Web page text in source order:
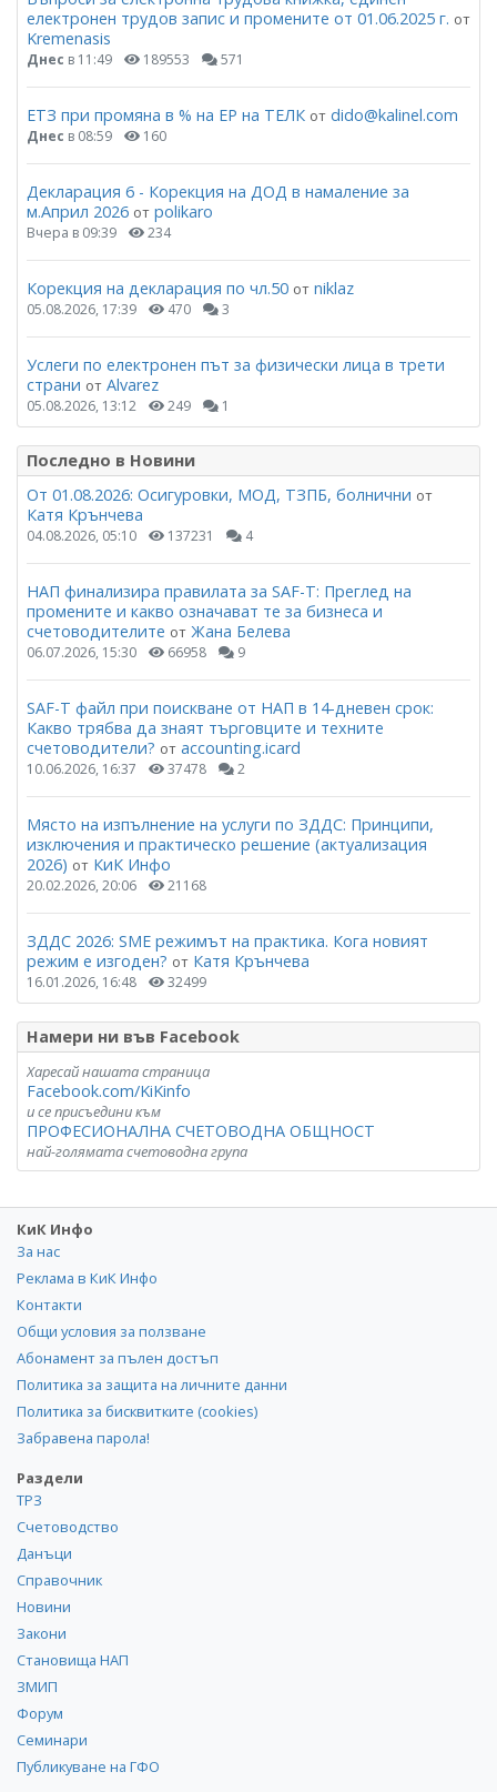
електронен трудов запис и промените от 01.06.2025 г. от
Kremenasis
Днес в 11:49 189553 571
ЕТЗ при промяна в % на ЕР на ТЕЛК от dido@kalinel.com
Днес в 08:59 160
Декларация 6 - Корекция на ДОД в намаление за
м.Април 2026 от polikaro
Вчера в 09:39 234
Корекция на декларация по чл.50 от niklaz
05.08.2026, 17:39 470 3
Услеги по електронен път за физически лица в трети
страни от Alvarez
05.08.2026, 13:12 249 1
Последно в Новини
От 01.08.2026: Осигуровки, МОД, ТЗПБ, болнични от
Катя Крънчева
04.08.2026, 05:10 137231 4
НАП финализира правилата за SAF-T: Преглед на
промените и какво означават те за бизнеса и
счетоводителите от Жана Белева
06.07.2026, 15:30 66958 9
SAF-T файл при поискване от НАП в 14-дневен срок:
Какво трябва да знаят търговците и техните
счетоводители? от accounting.icard
10.06.2026, 16:37 37478 2
Място на изпълнение на услуги по ЗДДС: Принципи,
изключения и практическо решение (актуализация
2026) от КиК Инфо
20.02.2026, 20:06 21168
ЗДДС 2026: SME режимът на практика. Кога новият
режим е изгоден? от Катя Крънчева
16.01.2026, 16:48 32499
Намери ни във Facebook
Харесай нашата страница
Facebook.com/KiKinfo
и се присъедини към
ПРОФЕСИОНАЛНА СЧЕТОВОДНА ОБЩНОСТ
най-голямата счетоводна група
КиК Инфо
За нас
Реклама в КиК Инфо
Контакти
Общи условия за ползване
Абонамент за пълен достъп
Политика за защита на личните данни
Политика за бисквитките (cookies)
Забравена парола!
Раздели
ТРЗ
Счетоводство
Данъци
Справочник
Новини
Закони
Становища НАП
ЗМИП
Форум
Семинари
Публикуване на ГФО